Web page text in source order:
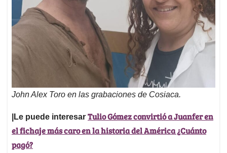
John Alex Toro en las grabaciones de Cosiaca.
|Le puede interesar Tulio Gómez convirtió a Juanfer en
el fichaje más caro en la historia del América ¿Cuánto
pagó?